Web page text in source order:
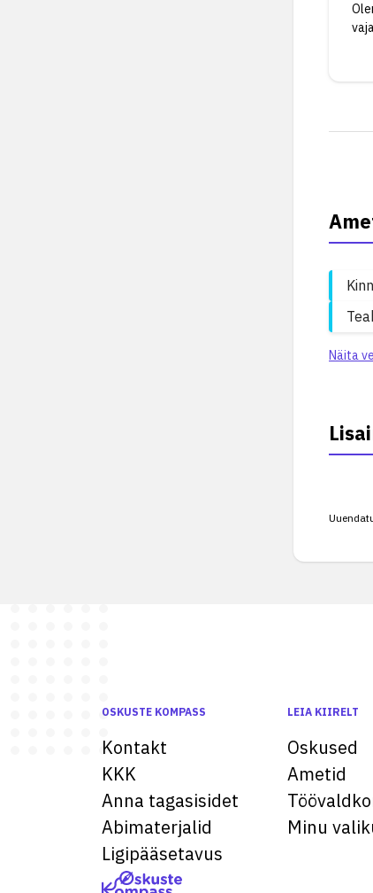
Näita
OSKUSTE KOMPASS
Kontakt
KKK
Anna tagasisidet
Abimaterjalid
Ligipääsetavus
LEIA KIIRELT
Oskused
Ametid
Minu